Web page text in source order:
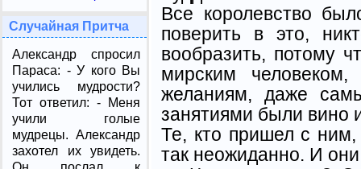
Случайная Притча
Александр спросил
Параса: - У кого Вы
учились мудрости?
Тот ответил: - Меня
учили голые
мудрецы. Александр
захотел их увидеть.
Все королевство
поверить в это,
вообра­зить, потому
мирским
желаниям, даже
занятиями были вино
Те, кто пришел с
так неожиданно. И